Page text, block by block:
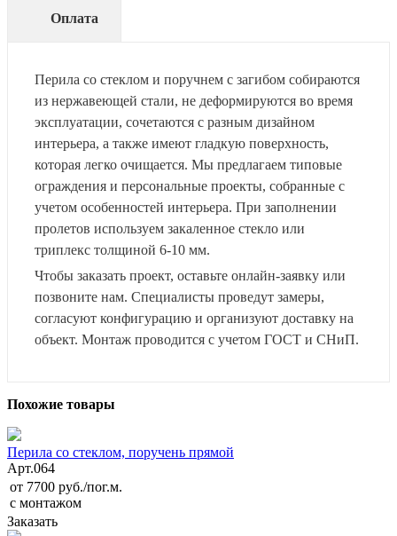
Оплата
Перила со стеклом и поручнем с загибом собираются
из нержавеющей стали, не деформируются во время
эксплуатации, сочетаются с разным дизайном
интерьера, а также имеют гладкую поверхность,
которая легко очищается. Мы предлагаем типовые
ограждения и персональные проекты, собранные с
учетом особенностей интерьера. При заполнении
пролетов используем закаленное стекло или
триплекс толщиной 6-10 мм.
Чтобы заказать проект, оставьте онлайн-заявку или
позвоните нам. Специалисты проведут замеры,
согласуют конфигурацию и организуют доставку на
объект. Монтаж проводится с учетом ГОСТ и СНиП.
Похожие товары
Перила со стеклом, поручень прямой
Арт.064
от 7700 руб./пог.м.
с монтажом
Заказать